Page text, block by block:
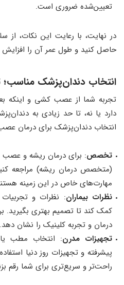
تعیین‌شده ضروری است.
در نهایت، با رعایت این نکات، از
حاصل کنید و طول عمر آن را
انتخاب دندان‌پزشک مناسب؛
تجربه شما از عصب ‌کشی و اینکه
دارد یا نه، تا حد زیادی به
انتخاب دندان‌پزشک برای درمان
تخصص: برای درمان ریشه و
(متخصص درمان ریشه) مراجعه
مهارت‌های خاص در این زمینه
نظرات بیماران: نظرات و تجربیات
کمک کند تا تصمیم بهتری بگیرید.
درمان و تجربه کلینیک را نشان دهد.
تجهیزات مدرن: انتخاب مطب یا
پیشرفته و تجهیزات روز دنیا
راحت‌تر و سریع‌تری برای شما رقم